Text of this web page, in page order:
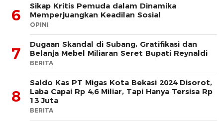
6
Sikap Kritis Pemuda dalam Dinamika
Memperjuangkan Keadilan Sosial
OPINI
7
Dugaan Skandal di Subang, Gratifikasi dan
Belanja Mebel Miliaran Seret Bupati Reynaldi
BERITA
8
Saldo Kas PT Migas Kota Bekasi 2024 Disorot,
Laba Capai Rp 4,6 Miliar, Tapi Hanya Tersisa Rp
13 Juta
BERITA